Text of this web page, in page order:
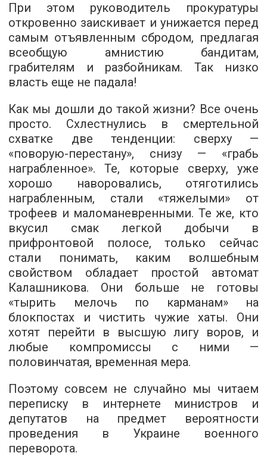
При этом руководитель прокуратуры
откровенно заискивает и унижается перед
самым отъявленным сбродом, предлагая
всеобщую амнистию бандитам,
грабителям и разбойникам. Так низко
власть еще не падала!
Как мы дошли до такой жизни? Все очень
просто. Схлестнулись в смертельной
схватке две тенденции: сверху —
«поворую-перестану», снизу — «грабь
награбленное». Те, которые сверху, уже
хорошо наворовались, отяготились
награбленным, стали «тяжелыми» от
трофеев и маломаневренными. Те же, кто
вкусил смак легкой добычи в
прифронтовой полосе, только сейчас
стали понимать, каким волшебным
свойством обладает простой автомат
Калашникова. Они больше не готовы
«тырить мелочь по карманам» на
блокпостах и чистить чужие хаты. Они
хотят перейти в высшую лигу воров, и
любые компромиссы с ними —
половинчатая, временная мера.
Поэтому совсем не случайно мы читаем
переписку в интернете министров и
депутатов на предмет вероятности
проведения в Украине военного
переворота.